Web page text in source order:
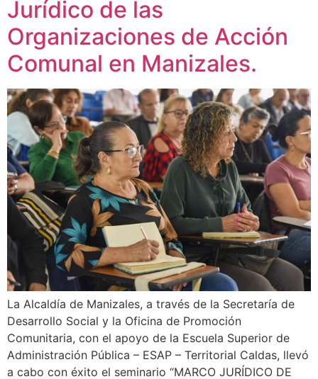
Jurídico de las
Organizaciones de Acción
Comunal en Manizales.
La Alcaldía de Manizales, a través de la Secretaría de
Desarrollo Social y la Oficina de Promoción
Comunitaria, con el apoyo de la Escuela Superior de
Administración Pública – ESAP – Territorial Caldas, llevó
a cabo con éxito el seminario “MARCO JURÍDICO DE